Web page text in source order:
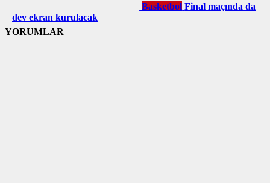
Basketbol Final maçında da
dev ekran kurulacak
YORUMLAR